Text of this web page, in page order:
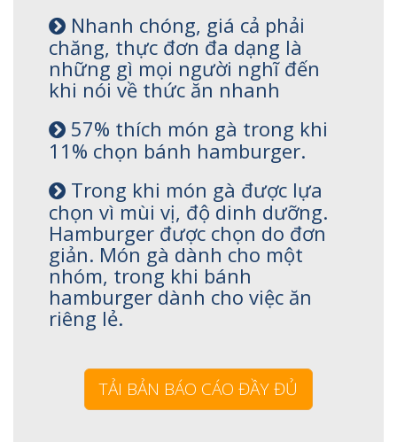
Nhanh chóng, giá cả phải
chăng, thực đơn đa dạng là
những gì mọi người nghĩ đến
khi nói về thức ăn nhanh
57% thích món gà trong khi
11% chọn bánh hamburger.
Trong khi món gà được lựa
chọn vì mùi vị, độ dinh dưỡng.
Hamburger được chọn do đơn
giản. Món gà dành cho một
nhóm, trong khi bánh
hamburger dành cho việc ăn
riêng lẻ.
TẢI BẢN BÁO CÁO ĐẦY ĐỦ